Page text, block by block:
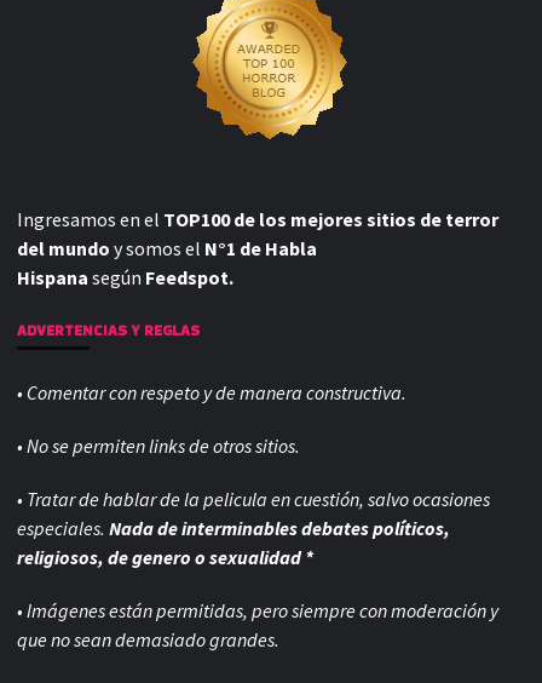
Ingresamos en el TOP100 de los mejores sitios de terror
del mundo y somos el N°1 de Habla
Hispana según Feedspot.
ADVERTENCIAS Y REGLAS
• Comentar con respeto y de manera constructiva.
• No se permiten links de otros sitios.
• Tratar de hablar de la pelicula en cuestión, salvo ocasiones
especiales. Nada de interminables debates políticos,
religiosos, de genero o sexualidad *
• Imágenes están permitidas, pero siempre conmoderación y
que no sean demasiado grandes.